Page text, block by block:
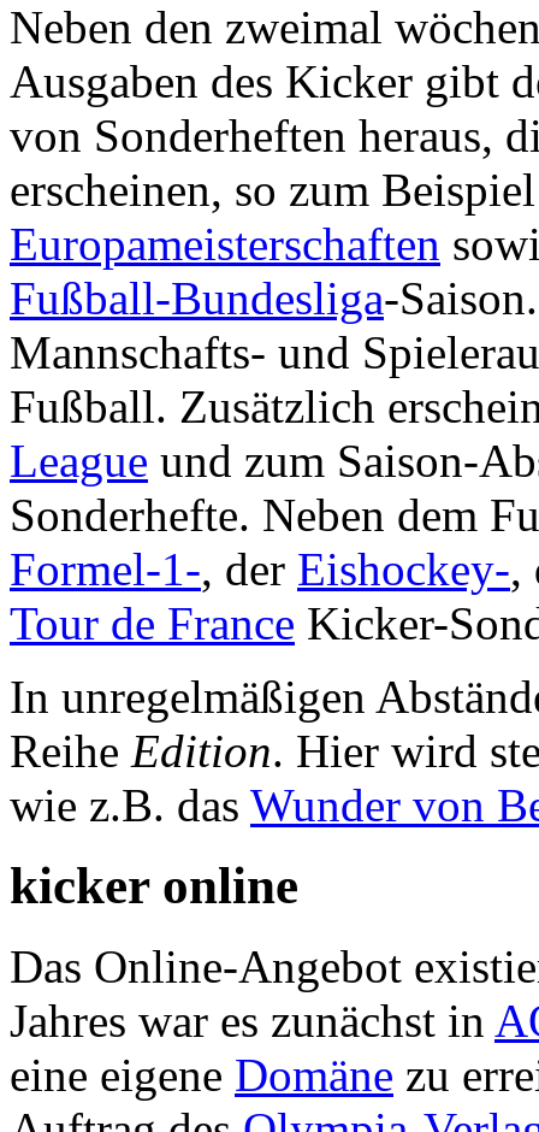
Neben den zweimal
Ausgaben des Kicker gibt
von Sonderheften heraus,
erscheinen, so zum
Europameisterschaften
Fußball-Bundesliga-
Mannschafts- und
Fußball. Zusätzlich
League und zum Saison-
Sonderhefte. Neben dem
Formel-1-, der Eishockey-,
Tour de France Kicker-
In unregelmäßigen
Reihe Edition. Hier wird
wie z.B. das Wunder von
kicker online
Das Online-Angebot
Jahres war es zunächst in
eine eigene Domäne zu